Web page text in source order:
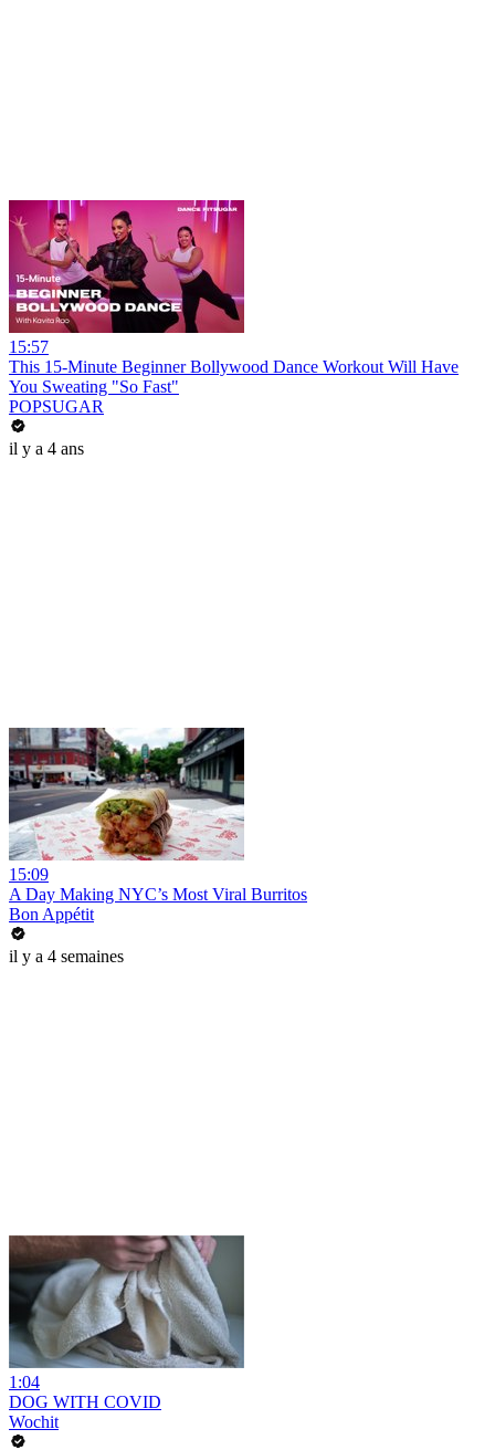
15:57
This 15-Minute Beginner Bollywood Dance Workout Will Have
You Sweating "So Fast"
POPSUGAR
il y a 4 ans
15:09
A Day Making NYC’s Most Viral Burritos
Bon Appétit
il y a 4 semaines
1:04
DOG WITH COVID
Wochit